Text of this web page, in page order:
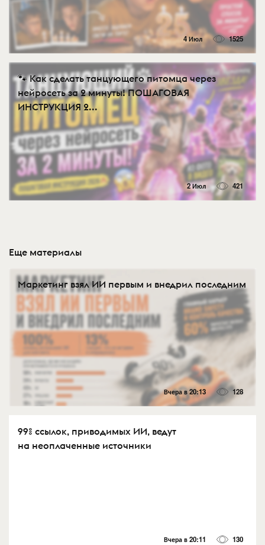
4 Июл 1525
🐾 Как сделать танцующего питомца через
нейросеть за 2 минуты! ПОШАГОВАЯ
ИНСТРУКЦИЯ 2...
2 Июл 421
Еще материалы
Маркетинг взял ИИ первым и внедрил последним
Вчера в 20:13 128
99% ссылок, приводимых ИИ, ведут
на неоплаченные источники
Вчера в 20:11 130